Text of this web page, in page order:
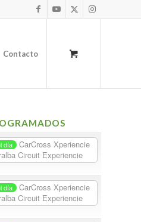
Contacto
día
CarCross Xperiencie
Circuit Experiencie
día
CarCross Xperiencie
Circuit Experiencie